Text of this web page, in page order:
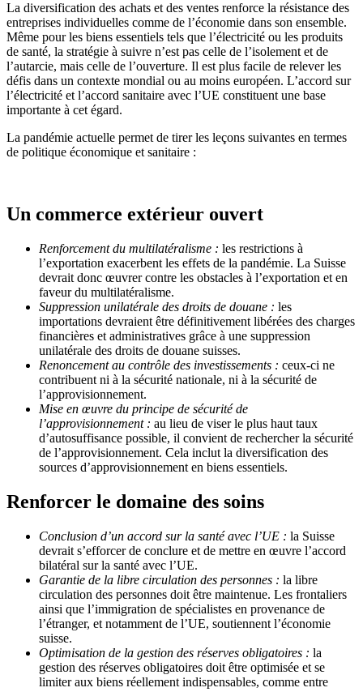
La diversification des achats et des ventes renforce la résistance des
entreprises individuelles comme de l’économie dans son ensemble.
Même pour les biens essentiels tels que l’électricité ou les produits
de santé, la stratégie à suivre n’est pas celle de l’isolement et de
l’autarcie, mais celle de l’ouverture. Il est plus facile de relever les
défis dans un contexte mondial ou au moins européen. L’accord sur
l’électricité et l’accord sanitaire avec l’UE constituent une base
importante à cet égard.
La pandémie actuelle permet de tirer les leçons suivantes en termes
de politique économique et sanitaire :
Un commerce extérieur ouvert
Renforcement du multilatéralisme : les restrictions à
l’exportation exacerbent les effets de la pandémie. La Suisse
devrait donc œuvrer contre les obstacles à l’exportation et en
faveur du multilatéralisme.
Suppression unilatérale des droits de douane : les
importations devraient être définitivement libérées des charges
financières et administratives grâce à une suppression
unilatérale des droits de douane suisses.
Renoncement au contrôle des investissements : ceux-ci ne
contribuent ni à la sécurité nationale, ni à la sécurité de
l’approvisionnement.
Mise en œuvre du principe de sécurité de
l’approvisionnement : au lieu de viser le plus haut taux
d’autosuffisance possible, il convient de rechercher la sécurité
de l’approvisionnement. Cela inclut la diversification des
sources d’approvisionnement en biens essentiels.
Renforcer le domaine des soins
Conclusion d’un accord sur la santé avec l’UE : la Suisse
devrait s’efforcer de conclure et de mettre en œuvre l’accord
bilatéral sur la santé avec l’UE.
Garantie de la libre circulation des personnes : la libre
circulation des personnes doit être maintenue. Les frontaliers
ainsi que l’immigration de spécialistes en provenance de
l’étranger, et notamment de l’UE, soutiennent l’économie
suisse.
Optimisation de la gestion des réserves obligatoires : la
gestion des réserves obligatoires doit être optimisée et se
limiter aux biens réellement indispensables, comme entre